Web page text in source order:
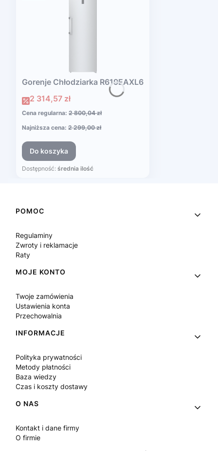
Gorenje Chłodziarka R619EAXL6
Cena promocyjna
2 314,57 zł
Cena regularna: 2 800,04 zł
Najniższa cena: 2 299,00 zł
Do koszyka
Dostępność: średnia ilość
Linki w stopce
POMOC
Regulaminy
Zwroty i reklamacje
Raty
MOJE KONTO
Twoje zamówienia
Ustawienia konta
Przechowalnia
INFORMACJE
Polityka prywatności
Metody płatności
Baza wiedzy
Czas i koszty dostawy
O NAS
Kontakt i dane firmy
O firmie